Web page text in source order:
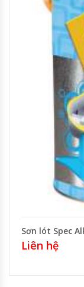
Sơn lót Spec
Liên hệ